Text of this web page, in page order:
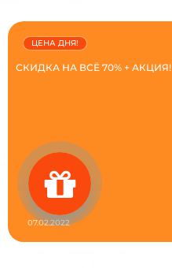
СКИДКА НА ВСЁ 70% + АКЦИЯ!
ЦЕНА ДНЯ!
07.02.2022